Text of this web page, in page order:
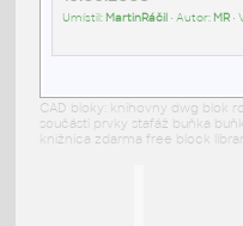
Umístil: MartinRáčil • Autor: MR•
CAD bloky: knihovny dwg blok
součásti prvky stafáž buňka
knižnica zdarma free block